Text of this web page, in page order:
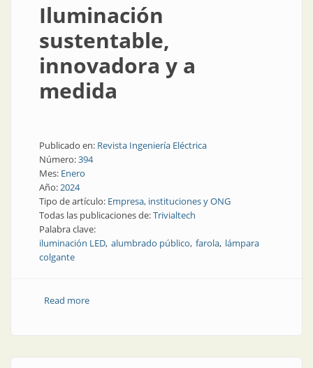
Iluminación
sustentable,
innovadora y a
medida
Publicado en: Revista Ingeniería Eléctrica
Número:394
Mes: Enero
Año:2024
Tipo de artículo: Empresa, instituciones y ONG
Todas las publicaciones de:Trivialtech
Palabra clave:
iluminación LED alumbrado público farola lámpara
colgante
Read moreabout Iluminación sustentable, innovadora y a